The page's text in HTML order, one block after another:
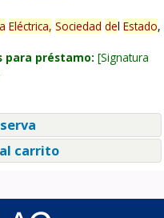
Eléctrica, Sociedad del Estado,
para préstamo: Signatura
carrito